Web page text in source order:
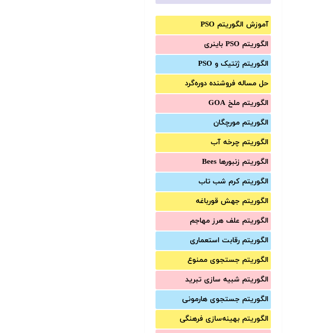
آموزش الگوریتم PSO
الگوریتم PSO باینری
الگوریتم ژنتیک و PSO
حل مساله فروشنده دوره‌گرد
الگوریتم ملخ GOA
الگوریتم مورچگان
الگوریتم چرخه آب
الگوریتم زنبورها Bees
الگوریتم کرم شب تاب
الگوریتم جهش قورباغه
الگوریتم علف هرز مهاجم
الگوریتم رقابت استعماری
الگوریتم جستجوی ممنوع
الگوریتم شبیه سازی تبرید
الگوریتم جستجوی هارمونی
الگوریتم بهینه‌سازی فرهنگی